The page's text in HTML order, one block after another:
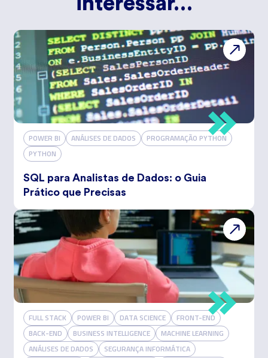
POWER BI ANÁLISES DE DADOS
PROGRAMAÇÃO PYTHON
PYTHON
SQL para Analistas de Dados: o Guia
Prático que Precisas
FULL STACK POWER BI DATA SCIENCE
FRONT-END
BACK-END
BUSINESS INTELLIGENCE
MACHINE LEARNING
ANÁLISES DE DADOS
SEGURANÇA INFORMÁTICA